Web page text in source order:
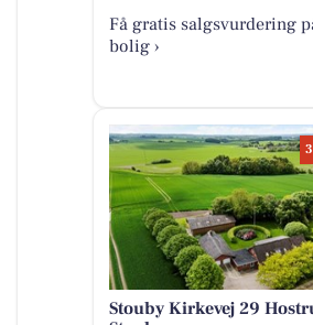
Få gratis salgsvurdering
bolig ›
Stouby Kirkevej 29